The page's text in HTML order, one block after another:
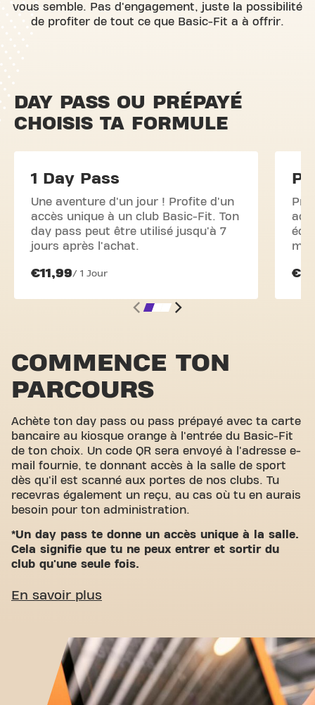
vous semble. Pas d'engagement, juste la possibilité
de profiter de tout ce que Basic-Fit a à offrir.
DAY PASS OU PRÉPAYÉ
CHOISIS TA FORMULE
1 Day Pass
Une aventure d'un jour ! Profite d'un
accès unique à un club Basic-Fit. Ton
day pass peut être utilisé jusqu'à 7
jours après l'achat.
€11,99/ 1 Jour
COMMENCE TON
PARCOURS
Achète ton day pass ou pass prépayé avec ta carte
bancaire au kiosque orange à l'entrée du Basic-Fit
de ton choix. Un code QR sera envoyé à l'adresse e-
mail fournie, te donnant accès à la salle de sport
dès qu'il est scanné aux portes de nos clubs. Tu
recevras également un reçu, au cas où tu en aurais
besoin pour ton administration.
*Un day pass te donne un accès unique à la salle.
Cela signifie que tu ne peux entrer et sortir du
club qu'une seule fois.